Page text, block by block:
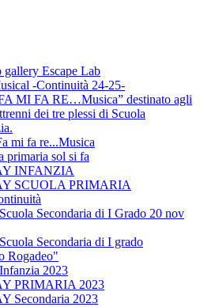
gallery Escape Lab
-Continuità 24-25-
MI FA RE…Musica” destinato agli
dei tre plessi di Scuola
mi fa re...Musica
primaria sol si fa
INFANZIA
SCUOLA PRIMARIA
Secondaria di I Grado 20 nov
Secondaria di I grado
Rogadeo"
2023
PRIMARIA 2023
Secondaria 2023